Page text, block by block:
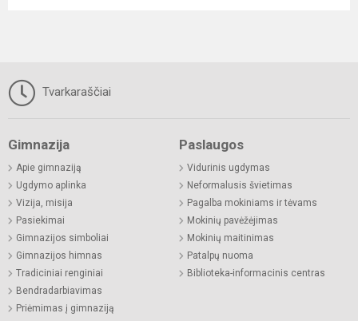
Tvarkaraščiai
Gimnazija
Apie gimnaziją
Ugdymo aplinka
Vizija, misija
Pasiekimai
Gimnazijos simboliai
Gimnazijos himnas
Tradiciniai renginiai
Bendradarbiavimas
Priėmimas į gimnaziją
Paslaugos
Vidurinis ugdymas
Neformalusis švietimas
Pagalba mokiniams ir tėvams
Mokinių pavėžėjimas
Mokinių maitinimas
Patalpų nuoma
Biblioteka-informacinis centras